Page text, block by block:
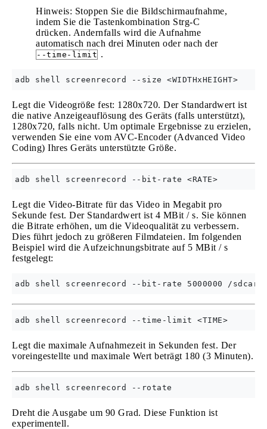
Hinweis: Stoppen Sie die Bildschirmaufnahme,
indem Sie die Tastenkombination Strg-C
drücken. Andernfalls wird die Aufnahme
automatisch nach drei Minuten oder nach der
--time-limit .
Legt die Videogröße fest: 1280x720. Der Standardwert ist
die native Anzeigeauflösung des Geräts (falls unterstützt),
1280x720, falls nicht. Um optimale Ergebnisse zu erzielen,
verwenden Sie eine vom AVC-Encoder (Advanced Video
Coding) Ihres Geräts unterstützte Größe.
Legt die Video-Bitrate für das Video in Megabit pro
Sekunde fest. Der Standardwert ist 4 MBit / s. Sie können
die Bitrate erhöhen, um die Videoqualität zu verbessern.
Dies führt jedoch zu größeren Filmdateien. Im folgenden
Beispiel wird die Aufzeichnungsbitrate auf 5 MBit / s
festgelegt:
Legt die maximale Aufnahmezeit in Sekunden fest. Der
voreingestellte und maximale Wert beträgt 180 (3 Minuten).
Dreht die Ausgabe um 90 Grad. Diese Funktion ist
experimentell.